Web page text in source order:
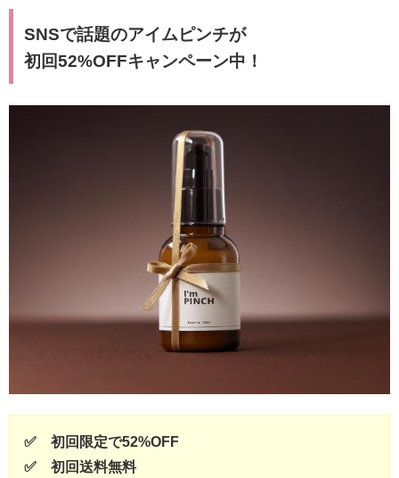
SNSで話題のアイムピンチが
初回52%OFFキャンペーン中！
✅ 初回限定で52%OFF
✅ 初回送料無料